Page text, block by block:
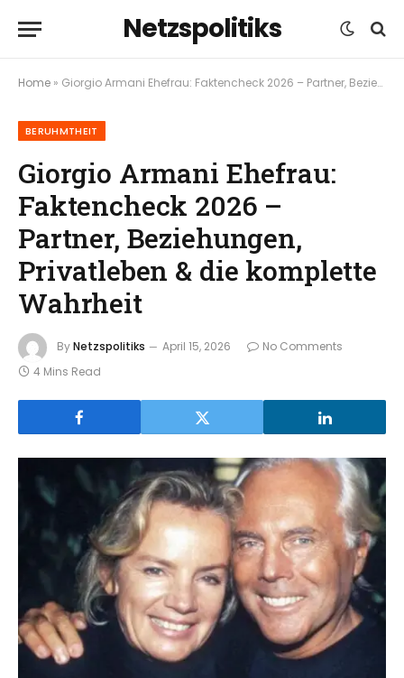
Netzspolitiks
Home » Giorgio Armani Ehefrau: Faktencheck 2026 – Partner, Beziehungen, Privatleben & die komplette Wahrheit
BERUHMTHEIT
Giorgio Armani Ehefrau:
Faktencheck 2026 –
Partner, Beziehungen,
Privatleben & die komplette
Wahrheit
ByNetzspolitiks April 15, 2026
No Comments
4 Mins Read